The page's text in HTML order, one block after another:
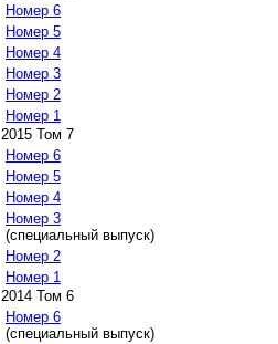
Номер 6
Номер 5
Номер 4
Номер 3
Номер 2
Номер 1
2015 Том 7
Номер 6
Номер 5
Номер 4
Номер 3
(специальный выпуск)
Номер 2
Номер 1
2014 Том 6
Номер 6
(специальный выпуск)